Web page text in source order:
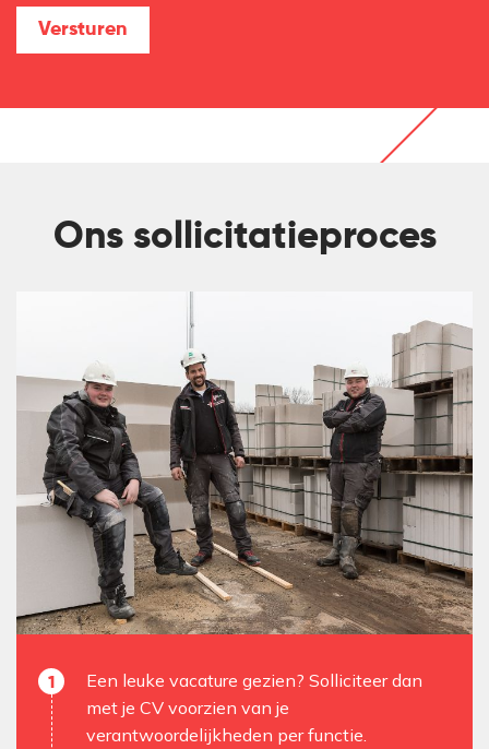
Ons sollicitatieproces
Een leuke vacature gezien? Solliciteer dan
met je CV voorzien van je
verantwoordelijkheden per functie.